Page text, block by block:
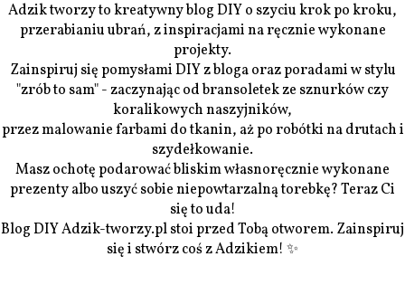
Adzik tworzy to kreatywny blog DIY o szyciu krok po kroku,
przerabianiu ubrań, z inspiracjami na ręcznie wykonane
projekty.
Zainspiruj się pomysłami DIY z bloga oraz poradami w stylu
"zrób to sam" - zaczynając od bransoletek ze sznurków czy
koralikowych naszyjników,
przez malowanie farbami do tkanin, aż po robótki na drutach i
szydełkowanie.
Masz ochotę podarować bliskim własnoręcznie wykonane
prezenty albo uszyć sobie niepowtarzalną torebkę? Teraz Ci
się to uda!
Blog DIY Adzik-tworzy.pl stoi przed Tobą otworem. Zainspiruj
się i stwórz coś z Adzikiem! ✨